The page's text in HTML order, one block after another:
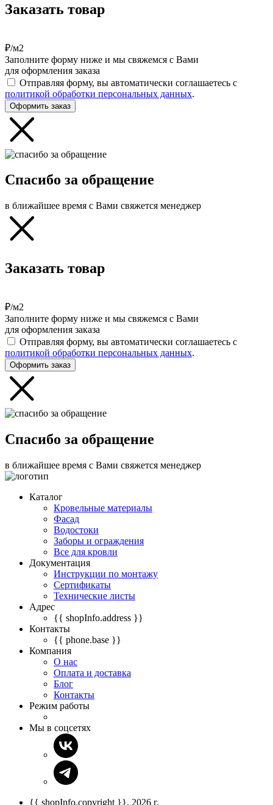
Заказать товар
₽/м2
Заполните форму ниже и мы свяжемся с Вами
для оформления заказа
Отправляя форму, вы автоматически соглашаетесь с
политикой обработки персональных данных.
Оформить заказ
Спасибо за обращение
в ближайшее время с Вами свяжется менеджер
Заказать товар
₽/м2
Заполните форму ниже и мы свяжемся с Вами
для оформления заказа
Отправляя форму, вы автоматически соглашаетесь с
политикой обработки персональных данных.
Оформить заказ
Спасибо за обращение
в ближайшее время с Вами свяжется менеджер
Каталог
Кровельные материалы
Фасад
Водостоки
Заборы и ограждения
Все для кровли
Документация
Инструкции по монтажу
Сертификаты
Технические листы
Адрес
{{ shopInfo.address }}
Контакты
{{ phone.base }}
Компания
О нас
Оплата и доставка
Блог
Контакты
Режим работы
Мы в соцсетях
{{ shopInfo.copyright }}, 2026 г.